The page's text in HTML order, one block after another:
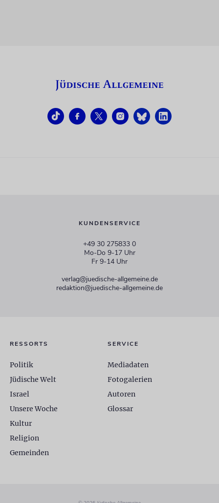
KUNDENSERVICE
+49 30 275833 0
Mo-Do 9-17 Uhr
Fr 9-14 Uhr
verlag@juedische-allgemeine.de
redaktion@juedische-allgemeine.de
RESSORTS
Politik
Jüdische Welt
Israel
Unsere Woche
Kultur
Religion
Gemeinden
SERVICE
Mediadaten
Fotogalerien
Autoren
Glossar